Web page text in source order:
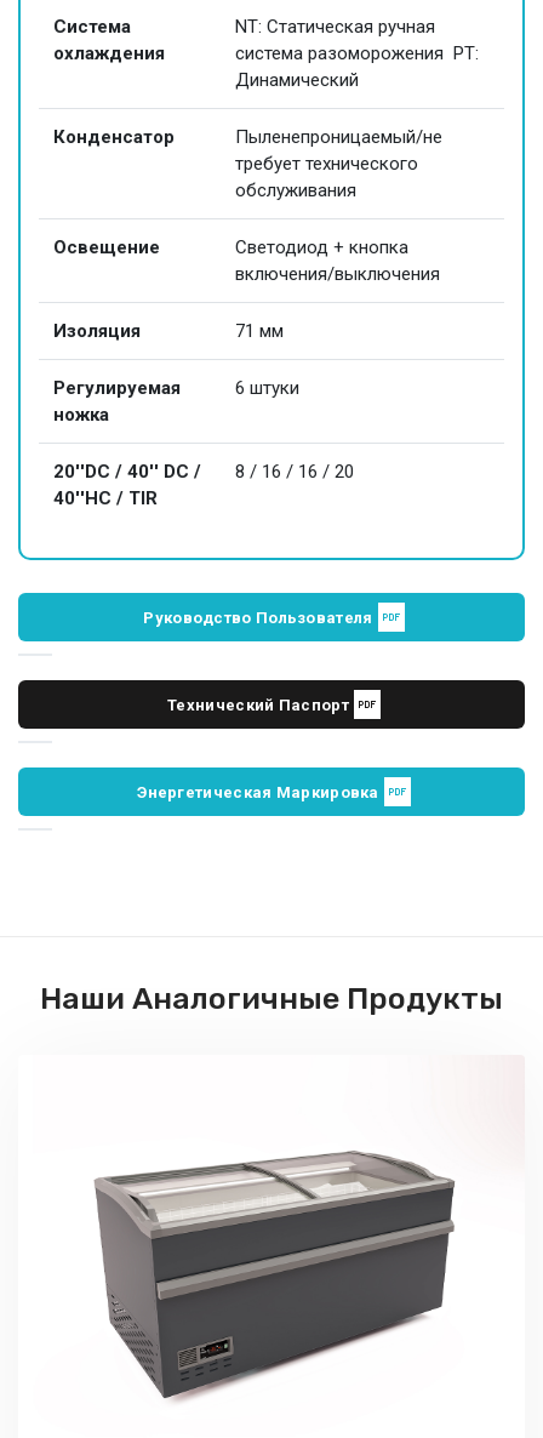
Система
охлаждения
NT: Статическая ручная
система разоморожения PT:
Динамический
Конденсатор
Пыленепроницаемый/не
требует технического
обслуживания
Освещение
Светодиод + кнопка
включения/выключения
Изоляция 71 мм
Регулируемая
ножка
6 штуки
20''DC / 40'' DC /
40''HC / TIR
8 / 16 / 16 / 20
Руководство Пользователя
Технический Паспорт
Энергетическая Маркировка
Наши Аналогичные Продукты